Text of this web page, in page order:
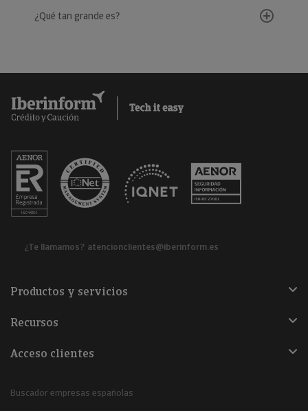
¿Qué tan grande es?
¿Te llamamos? atencionclientes@iberinform.es
Productos y servicios
Recursos
Acceso clientes
Buscador empresas españolas